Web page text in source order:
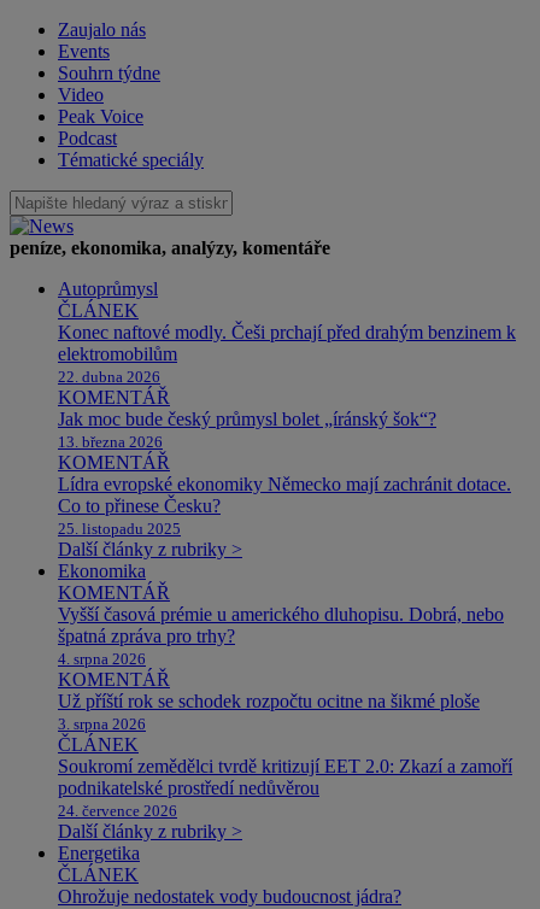
Zaujalo nás
Events
Souhrn týdne
Video
Peak Voice
Podcast
Tématické speciály
peníze, ekonomika, analýzy, komentáře
Autoprůmysl
ČLÁNEK
Konec naftové modly. Češi prchají před drahým benzinem k
elektromobilům
22. dubna 2026
KOMENTÁŘ
Jak moc bude český průmysl bolet „íránský šok“?
13. března 2026
KOMENTÁŘ
Lídra evropské ekonomiky Německo mají zachránit dotace.
Co to přinese Česku?
25. listopadu 2025
Další články z rubriky >
Ekonomika
KOMENTÁŘ
Vyšší časová prémie u amerického dluhopisu. Dobrá, nebo
špatná zpráva pro trhy?
4. srpna 2026
KOMENTÁŘ
Už příští rok se schodek rozpočtu ocitne na šikmé ploše
3. srpna 2026
ČLÁNEK
Soukromí zemědělci tvrdě kritizují EET 2.0: Zkazí a zamoří
podnikatelské prostředí nedůvěrou
24. července 2026
Další články z rubriky >
Energetika
ČLÁNEK
Ohrožuje nedostatek vody budoucnost jádra?